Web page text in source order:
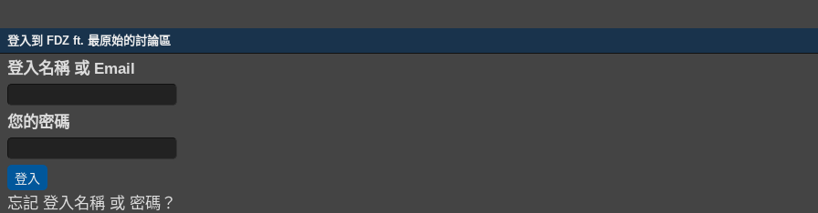
登入到 FDZ ft. 最原始的討論區
登入名稱 或 Email
您的密碼
忘記 登入名稱 或 密碼？